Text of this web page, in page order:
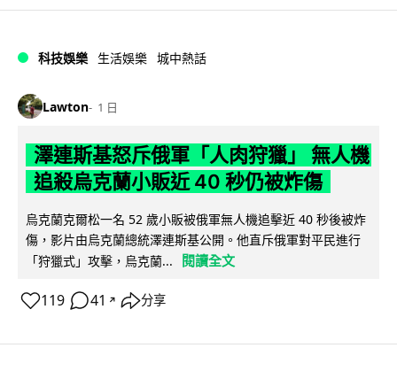
科技娛樂 生活娛樂 城中熱話
Lawton 1 日
澤連斯基怒斥俄軍「人肉狩獵」 無人機
追殺烏克蘭小販近 40 秒仍被炸傷
烏克蘭克爾松一名 52 歲小販被俄軍無人機追擊近 40 秒後被炸
傷，影片由烏克蘭總統澤連斯基公開。他直斥俄軍對平民進行
「狩獵式」攻擊，烏克蘭...
閱讀全文
119 41 ↗ 分享